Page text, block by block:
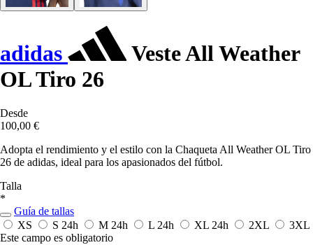
adidas
Veste All Weather
OL Tiro 26
Desde
100,00 €
Adopta el rendimiento y el estilo con la Chaqueta All Weather OL Tiro
26 de adidas, ideal para los apasionados del fútbol.
Talla
*
Guía de tallas
XS
S 24h M 24h L 24h XL 24h 2XL
3XL
Este campo es obligatorio